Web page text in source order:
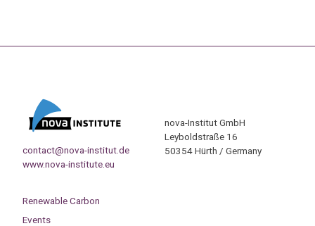
contact@nova-institut.de
www.nova-institute.eu
nova-Institut GmbH
Leyboldstraße 16
50354 Hürth / Germany
Renewable Carbon
Events